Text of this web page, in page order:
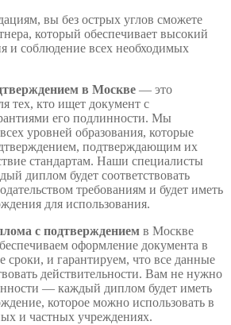
вы без острых углов сможете
который обеспечивает высокий
и соблюдение всех необходимых
в Москве — это
тех, кто ищет документ с
его подлинности. Мы
уровней образования, которые
подтверждающим их
стандартам. Наши специалисты
диплом будет соответствовать
требованиям и будет иметь
для использования.
с подтверждением в Москве
оформление документа в
сроки, и гарантируем, что все данные
действительности. Вам не нужно
— каждый диплом будет иметь
которое можно использовать в
и частных учреждениях.